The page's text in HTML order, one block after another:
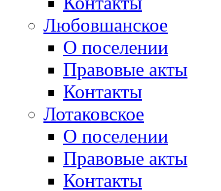
Любовшанское
О поселении
Правовые акты
Контакты
Лотаковское
О поселении
Правовые акты
Контакты